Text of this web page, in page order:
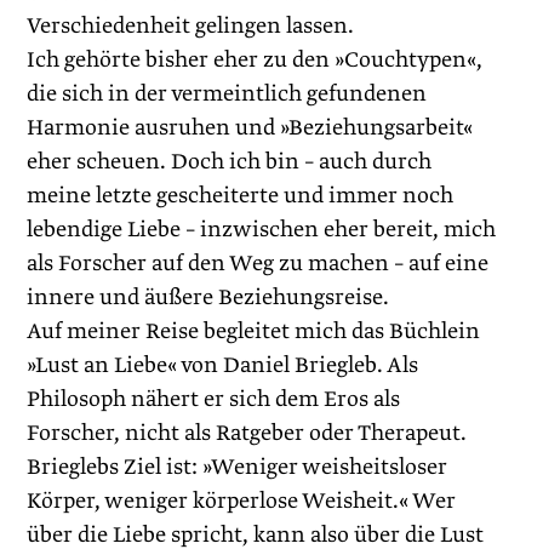
Verschiedenheit gelingen lassen.
Ich gehörte bisher eher zu den »Couchtypen«,
die sich in der vermeintlich gefundenen
Harmonie ausruhen und »Beziehungsarbeit«
eher scheuen. Doch ich bin – auch durch
meine letzte gescheiterte und immer noch
lebendige Liebe – inzwischen eher bereit, mich
als Forscher auf den Weg zu machen – auf eine
innere und äußere Beziehungsreise.
Auf meiner Reise begleitet mich das Büchlein
»Lust an Liebe« von Daniel Briegleb. Als
Philosoph nähert er sich dem Eros als
Forscher, nicht als Ratgeber oder Therapeut.
Brieglebs Ziel ist: »Weniger weisheitsloser
Körper, weniger körperlose Weisheit.« Wer
über die Liebe spricht, kann also über die Lust